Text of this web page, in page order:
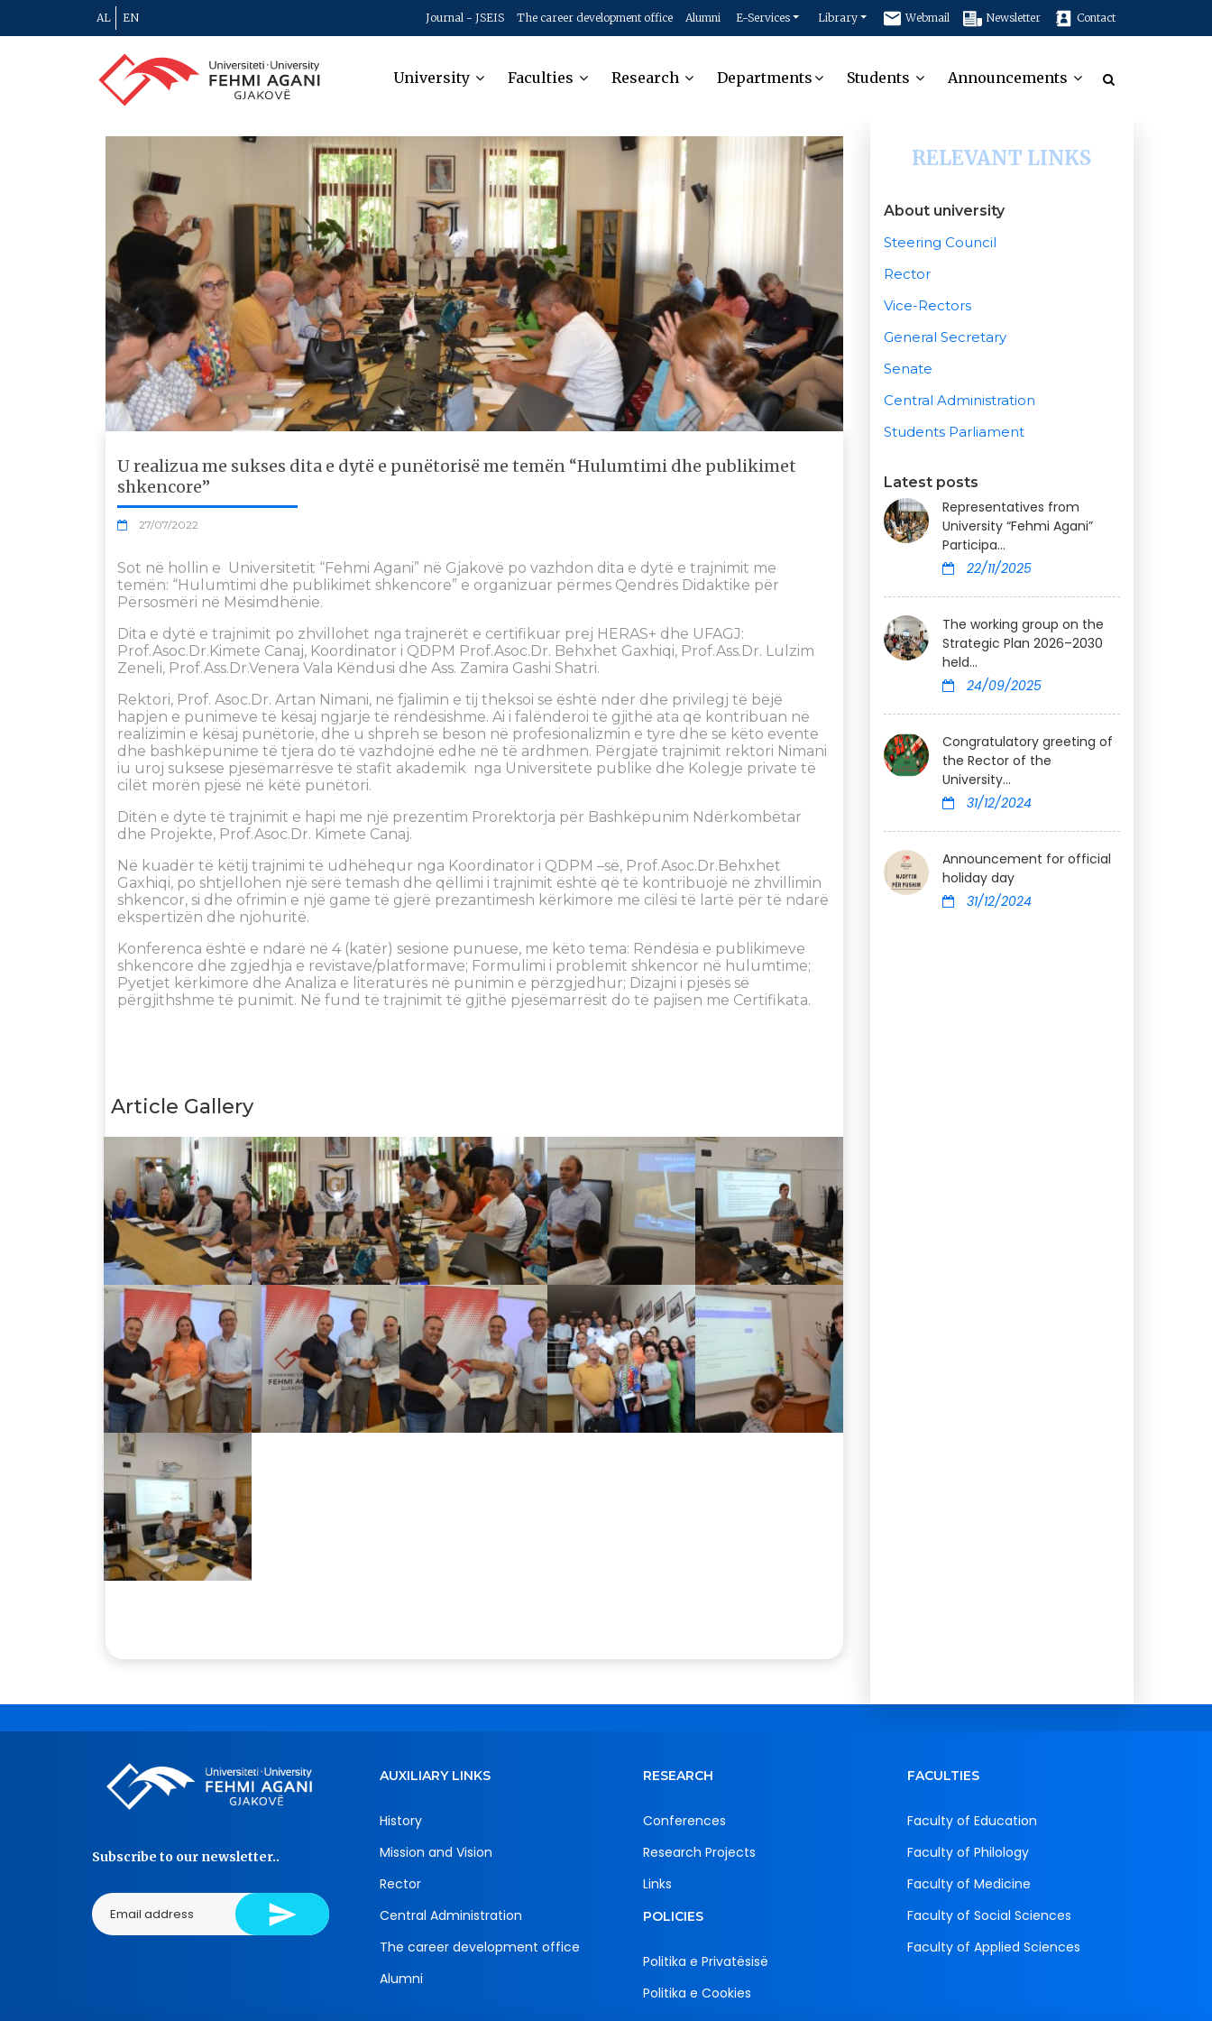
AL EN Journal - JSEIS The career development office Alumni E-Services Library Webmail Newsletter Contact
University Faculties Research Departments Students Announcements
U realizua me sukses dita e dytë e punëtorisë me temën “Hulumtimi dhe publikimet
shkencore”
27/07/2022
Sot në hollin e Universitetit “Fehmi Agani” në Gjakovë po vazhdon dita e dytë e trajnimit me
temën: “Hulumtimi dhe publikimet shkencore” e organizuar përmes Qendrës Didaktike për
Përsosmëri në Mësimdhënie.
Dita e dytë e trajnimit po zhvillohet nga trajnerët e certifikuar prej HERAS+ dhe UFAGJ:
Prof.Asoc.Dr.Kimete Canaj, Koordinator i QDPM Prof.Asoc.Dr. Behxhet Gaxhiqi, Prof.Ass.Dr. Lulzim
Zeneli, Prof.Ass.Dr.Venera Vala Këndusi dhe Ass. Zamira Gashi Shatri.
Rektori, Prof. Asoc.Dr. Artan Nimani, në fjalimin e tij theksoi se është nder dhe privilegj të bëjë
hapjen e punimeve të kësaj ngjarje të rëndësishme. Ai i falënderoi të gjithë ata që kontribuan në
realizimin e kësaj punëtorie, dhe u shpreh se beson në profesionalizmin e tyre dhe se këto evente
dhe bashkëpunime të tjera do të vazhdojnë edhe në të ardhmen. Përgjatë trajnimit rektori Nimani
iu uroj suksese pjesëmarrësve të stafit akademik nga Universitete publike dhe Kolegje private të
cilët morën pjesë në këtë punëtori.
Ditën e dytë të trajnimit e hapi me një prezentim Prorektorja për Bashkëpunim Ndërkombëtar
dhe Projekte, Prof.Asoc.Dr. Kimete Canaj.
Në kuadër të këtij trajnimi të udhëhequr nga Koordinator i QDPM –së, Prof.Asoc.Dr.Behxhet
Gaxhiqi, po shtjellohen një sërë temash dhe qëllimi i trajnimit është që të kontribuojë në zhvillimin
shkencor, si dhe ofrimin e një game të gjerë prezantimesh kërkimore me cilësi të lartë për të ndarë
ekspertizën dhe njohuritë.
Konferenca është e ndarë në 4 (katër) sesione punuese, me këto tema: Rëndësia e publikimeve
shkencore dhe zgjedhja e revistave/platformave; Formulimi i problemit shkencor në hulumtime;
Pyetjet kërkimore dhe Analiza e literaturës në punimin e përzgjedhur; Dizajni i pjesës së
përgjithshme të punimit. Në fund të trajnimit të gjithë pjesëmarrësit do të pajisen me Certifikata.
Article Gallery
RELEVANT LINKS
About university
Steering Council
Rector
Vice-Rectors
General Secretary
Senate
Central Administration
Students Parliament
Latest posts
Representatives from
University “Fehmi Agani”
Participa...
22/11/2025
The working group on the
Strategic Plan 2026–2030
held...
24/09/2025
Congratulatory greeting of
the Rector of the
University...
31/12/2024
Announcement for official
holiday day
31/12/2024
Subscribe to our newsletter..
AUXILIARY LINKS
History
Mission and Vision
Rector
Central Administration
The career development office
Alumni
RESEARCH
Conferences
Research Projects
Links
POLICIES
Politika e Privatësisë
Politika e Cookies
FACULTIES
Faculty of Education
Faculty of Philology
Faculty of Medicine
Faculty of Social Sciences
Faculty of Applied Sciences